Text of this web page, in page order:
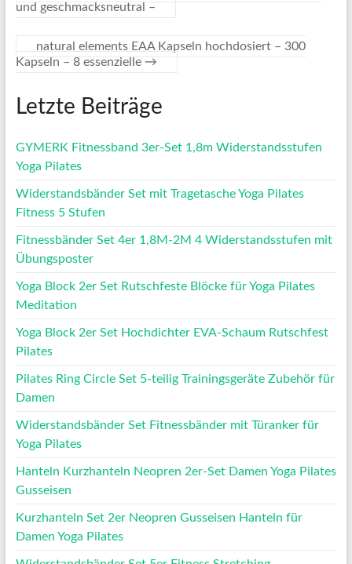
und geschmacksneutral –
natural elements EAA Kapseln hochdosiert – 300
Kapseln – 8 essenzielle →
Letzte Beiträge
GYMERK Fitnessband 3er-Set 1,8m Widerstandsstufen
Yoga Pilates
Widerstandsbänder Set mit Tragetasche Yoga Pilates
Fitness 5 Stufen
Fitnessbänder Set 4er 1,8M-2M 4 Widerstandsstufen mit
Übungsposter
Yoga Block 2er Set Rutschfeste Blöcke für Yoga Pilates
Meditation
Yoga Block 2er Set Hochdichter EVA-Schaum Rutschfest
Pilates
Pilates Ring Circle Set 5-teilig Trainingsgeräte Zubehör für
Damen
Widerstandsbänder Set Fitnessbänder mit Türanker für
Yoga Pilates
Hanteln Kurzhanteln Neopren 2er-Set Damen Yoga Pilates
Gusseisen
Kurzhanteln Set 2er Neopren Gusseisen Hanteln für
Damen Yoga Pilates